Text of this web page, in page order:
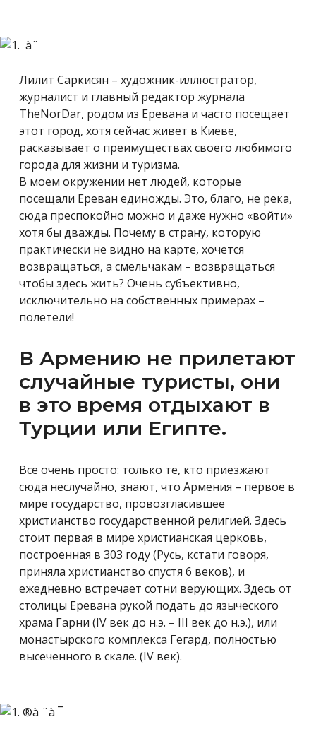
Лилит Саркисян – художник-иллюстратор,
журналист и главный редактор журнала
TheNorDar, родом из Еревана и часто посещает
этот город, хотя сейчас живет в Киеве,
расказывает о преимуществах своего любимого
города для жизни и туризма.
В моем окружении нет людей, которые
посещали Ереван единожды. Это, благо, не река,
сюда преспокойно можно и даже нужно «войти»
хотя бы дважды. Почему в страну, которую
практически не видно на карте, хочется
возвращаться, а смельчакам – возвращаться
чтобы здесь жить? Очень субъективно,
исключительно на собственных примерах –
полетели!
В Армению не прилетают
случайные туристы, они
в это время отдыхают в
Турции или Египте.
Все очень просто: только те, кто приезжают
сюда неслучайно, знают, что Армения – первое в
мире государство, провозгласившее
христианство государственной религией. Здесь
стоит первая в мире христианская церковь,
построенная в 303 году (Русь, кстати говоря,
приняла христианство спустя 6 веков), и
ежедневно встречает сотни верующих. Здесь от
столицы Еревана рукой подать до языческого
храма Гарни (IV век до н.э. – III век до н.э.), или
монастырского комплекса Гегард, полностью
высеченного в скале. (IV век).